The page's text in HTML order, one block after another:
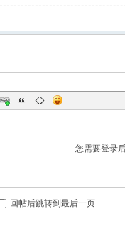
您需要登录
回帖后跳转到最后一页